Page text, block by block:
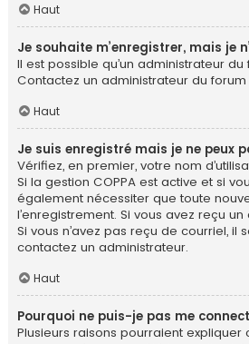
Haut
Je souhaite m’enregistrer, mais je
Il est possible qu’un administrateur
Contactez un administrateur du
Haut
Je suis enregistré mais je ne peux
Vérifiez, en premier, votre nom
Si la gestion COPPA est active et si
également nécessiter que toute
l’enregistrement. Si vous avez reçu
Si vous n’avez pas reçu de courriel,
contactez un administrateur.
Haut
Pourquoi ne puis-je pas me
Plusieurs raisons pourraient